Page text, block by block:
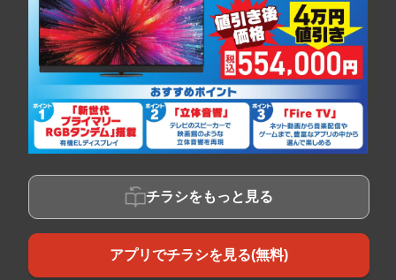
チラシをもっと見る
アプリでチラシを見る(無料)